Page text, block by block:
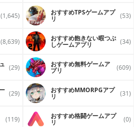
(1,645) おすすめTPSゲームアプ
リ (53)
(8,639) おすすめ飽きない暇つぶ
しゲームアプリ (34)
(29) おすすめ無料ゲームア
プリ (609)
(29) おすすめ MMORPGアプ
リ (31)
(119) おすすめ格闘ゲームアプ
リ (0)